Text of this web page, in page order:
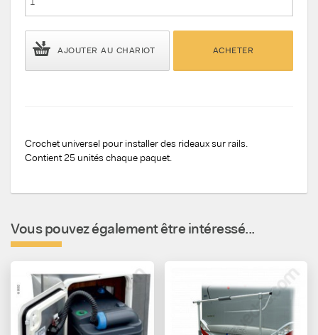
AJOUTER AU CHARIOT ACHETER
Crochet universel pour installer des rideaux sur rails.
Contient 25 unités chaque paquet.
Vous pouvez également être intéressé...